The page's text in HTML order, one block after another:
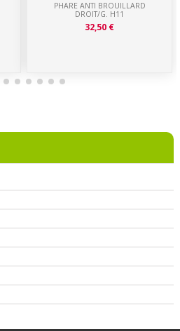
PHARE ANTI BROUILLARD
DROIT/G. H11
32,50 €